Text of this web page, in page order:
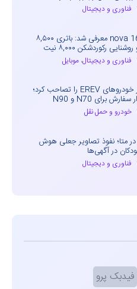
فناوری و دیجیتال
هواوی nova 16 SE معرفی شد: باتری ۸,۵۰۰
رکوردشکن ۸,۰۰۰ نیت
فناوری و دیجیتال، موبایل
شیائومی بازار خودروهای EREV را تصاحب کرد؛
خودرو و حمل نقل
متا؛ نفوذ تصاویر جعلی هوش
در آگهی‌ها
فناوری و دیجیتال
فیدبک پرو